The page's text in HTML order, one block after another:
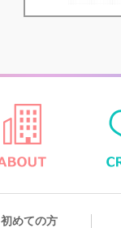
初めての方